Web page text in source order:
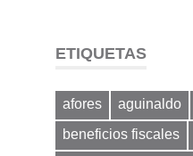
ETIQUETAS
afores aguinaldo
beneficios fiscales